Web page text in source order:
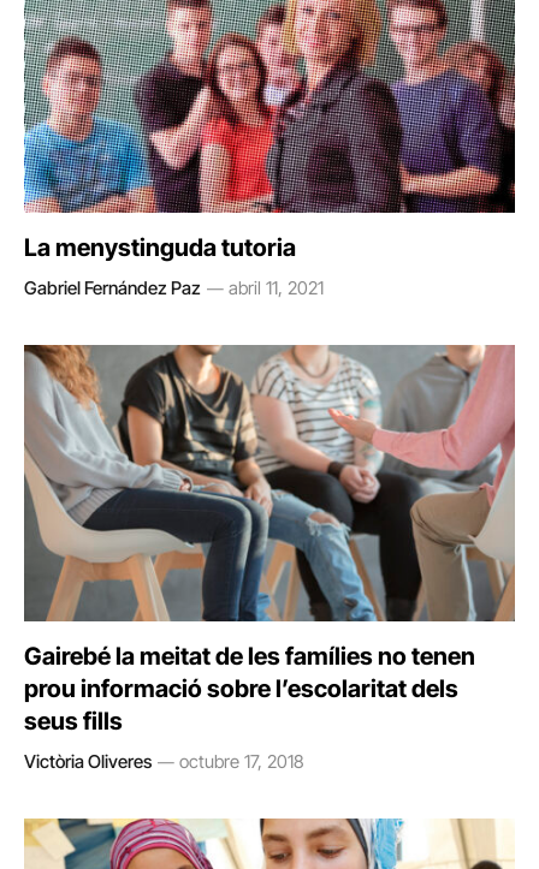
La menystinguda tutoria
Gabriel Fernández Paz abril 11, 2021
Gairebé la meitat de les famílies no tenen
prou informació sobre l’escolaritat dels
seus fills
Victòria Oliveres octubre 17, 2018